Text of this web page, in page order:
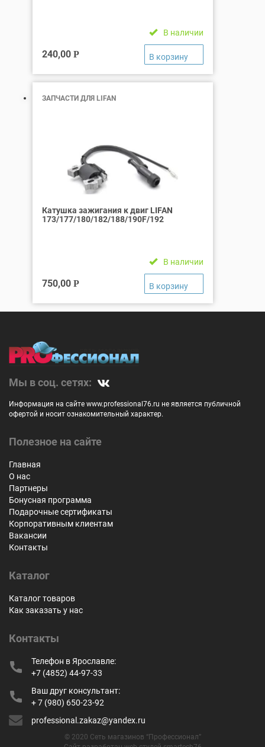
В наличии
240,00 Р
ЗАПЧАСТИ ДЛЯ LIFAN
Катушка зажигания к двиг LIFAN
173/177/180/182/188/190F/192
В наличии
750,00 Р
Мы в соц. сетях:
Информация на сайте www.professional76.ru не является публичной
офертой и носит ознакомительный характер.
Полезное на сайте
Главная
О нас
Партнеры
Бонусная программа
Подарочные сертификаты
Корпоративным клиентам
Вакансии
Контакты
Каталог
Каталог товаров
Как заказать у нас
Контакты
Телефон в Ярославле:
+7 (4852) 44-97-33
Ваш друг консультант:
+ 7 (980) 650-23-92
professional.zakaz@yandex.ru
© 2020 Сеть магазинов “Профессионал”